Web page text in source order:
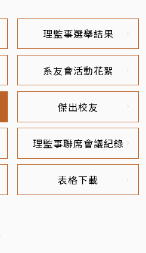
理監事選舉結果
系友會活動花絮
傑出校友
理監事聯席會議紀錄
表格下載